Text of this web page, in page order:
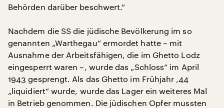
Behörden darüber beschwert.“
Nachdem die SS die jüdische Bevölkerung im so
genannten „Warthegau“ ermordet hatte – mit
Ausnahme der Arbeitsfähigen, die im Ghetto Lodz
eingesperrt waren –, wurde das „Schloss“ im April
1943 gesprengt. Als das Ghetto im Frühjahr ‚44
„liquidiert“ wurde, wurde das Lager ein weiteres Mal
in Betrieb genommen. Die jüdischen Opfer mussten